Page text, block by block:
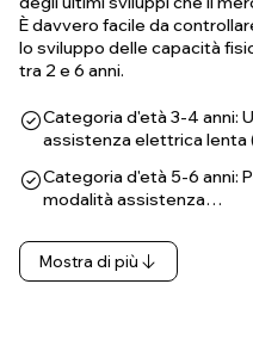
È davvero facile da
lo sviluppo delle capacità
tra 2 e 6 anni.
Categoria d'età 3-4 anni:
assistenza elettrica lenta
Categoria d'età 5-6 anni:
modalità assistenza…
Mostra di più